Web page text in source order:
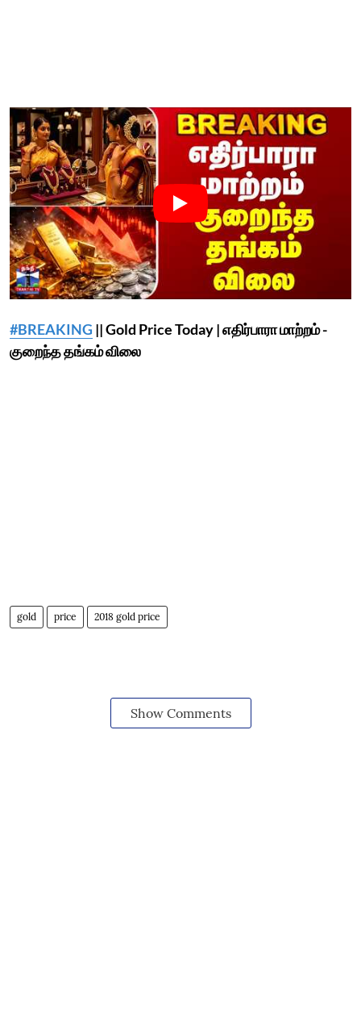
#BREAKING || Gold Price Today | எதிர்பாரா மாற்றம் -
குறைந்த தங்கம் விலை
gold price 2018 gold price
Show Comments